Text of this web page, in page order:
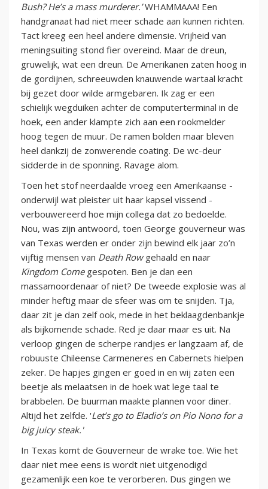
Bush? He’s a mass murderer.’WHAMMAAA! Een
handgranaat had niet meer schade aan kunnen richten.
Tact kreeg een heel andere dimensie. Vrijheid van
meningsuiting stond fier overeind. Maar de dreun,
gruwelijk, wat een dreun. De Amerikanen zaten hoog in
de gordijnen, schreeuwden knauwende wartaal kracht
bij gezet door wilde armgebaren. Ik zag er een
schielijk wegduiken achter de computerterminal in de
hoek, een ander klampte zich aan een rookmelder
hoog tegen de muur. De ramen bolden maar bleven
heel dankzij de zonwerende coating. De wc-deur
sidderde in de sponning. Ravage alom.
Toen het stof neerdaalde vroeg een Amerikaanse -
onderwijl wat pleister uit haar kapsel vissend -
verbouwereerd hoe mijn collega dat zo bedoelde.
Nou, was zijn antwoord, toen George gouverneur was
van Texas werden er onder zijn bewind elk jaar zo’n
vijftig mensen van Death Rowgehaald en naar
Kingdom Comegespoten. Ben je dan een
massamoordenaar of niet? De tweede explosie was al
minder heftig maar de sfeer was om te snijden. Tja,
daar zit je dan zelf ook, mede in het beklaagdenbankje
als bijkomende schade. Red je daar maar es uit. Na
verloop gingen de scherpe randjes er langzaam af, de
robuuste Chileense Carmeneres en Cabernets hielpen
zeker. De hapjes gingen er goed in en wij zaten een
beetje als melaatsen in de hoek wat lege taal te
brabbelen. De buurman maakte plannen voor diner.
Altijd het zelfde. 'Let’s go to Eladio’s on Pio Nono for a
big juicy steak.'
In Texas komt de Gouverneur de wrake toe. Wie het
daar niet mee eens is wordt niet uitgenodigd
gezamenlijk een koe te verorberen. Dus gingen we